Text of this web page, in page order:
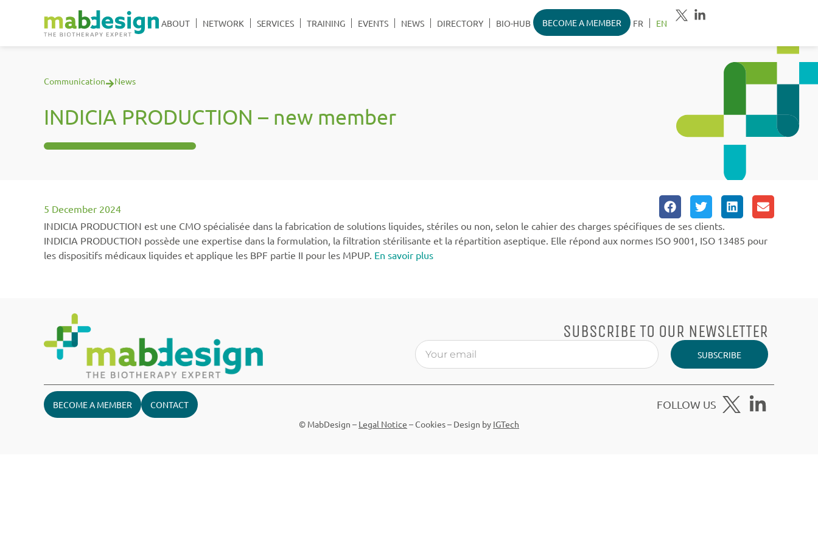
ABOUT NETWORK SERVICES TRAINING EVENTS NEWS DIRECTORY BIO-HUB BECOME A MEMBER FR EN
Communication News
INDICIA PRODUCTION – new member
5 December 2024
INDICIA PRODUCTION est une CMO spécialisée dans la fabrication de solutions liquides, stériles ou non, selon le cahier des charges spécifiques de ses clients.
INDICIA PRODUCTION possède une expertise dans la formulation, la filtration stérilisante et la répartition aseptique. Elle répond aux normes ISO 9001, ISO 13485 pour
les dispositifs médicaux liquides et applique les BPF partie II pour les MPUP. En savoir plus
SUBSCRIBE TO OUR NEWSLETTER
SUBSCRIBE
BECOME A MEMBER CONTACT FOLLOW US
© MabDesign – Legal Notice –Cookies– Design by IGTech